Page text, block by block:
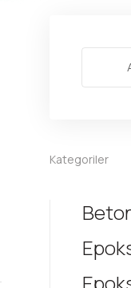
Kategoriler